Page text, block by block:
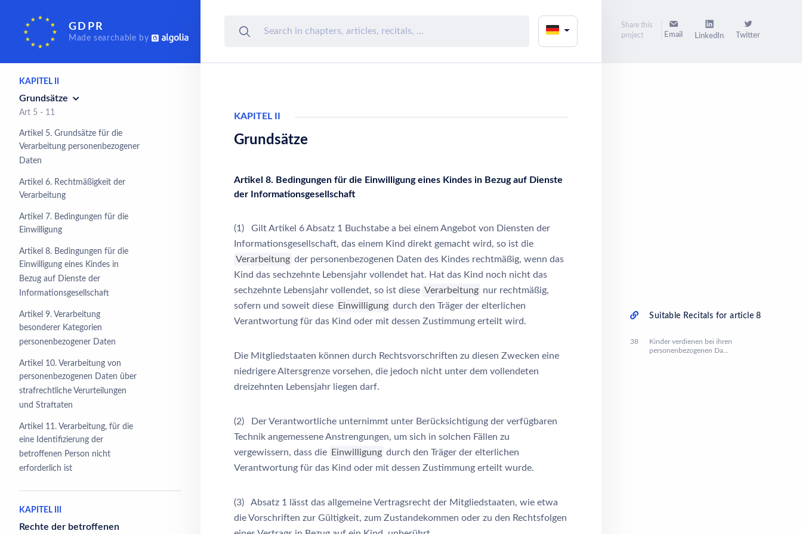
GDPR
Made searchable by
Allgemeine
Bestimmungen
Art 1 - 4
KAPITEL II
Grundsätze
Art 5 - 11
Artikel 5. Grundsätze für die
Verarbeitung personenbezogener
Daten
Artikel 6. Rechtmäßigkeit der
Verarbeitung
Artikel 7. Bedingungen für die
Einwilligung
Artikel 8. Bedingungen für die
Einwilligung eines Kindes in
Bezug auf Dienste der
Informationsgesellschaft
Artikel 9. Verarbeitung
besonderer Kategorien
personenbezogener Daten
Artikel 10. Verarbeitung von
personenbezogenen Daten über
strafrechtliche Verurteilungen
und Straftaten
Artikel 11. Verarbeitung, für die
eine Identifizierung der
betroffenen Person nicht
erforderlich ist
KAPITEL III
Rechte der betroffenen
KAPITEL II
Grundsätze
Artikel 8. Bedingungen für die Einwilligung eines Kindes in Bezug auf Dienste
der Informationsgesellschaft
(1) Gilt Artikel 6 Absatz 1 Buchstabe a bei einem Angebot von Diensten der
Informationsgesellschaft, das einem Kind direkt gemacht wird, so ist die
Verarbeitung der personenbezogenen Daten des Kindes rechtmäßig, wenn das
Kind das sechzehnte Lebensjahr vollendet hat. Hat das Kind noch nicht das
sechzehnte Lebensjahr vollendet, so ist diese Verarbeitung nur rechtmäßig,
sofern und soweit diese
Einwilligung durch den Träger der elterlichen
Verantwortung für das Kind oder mit dessen Zustimmung erteilt wird.
Die Mitgliedstaaten können durch Rechtsvorschriften zu diesen Zwecken eine
niedrigere Altersgrenze vorsehen, die jedoch nicht unter dem vollendeten
dreizehnten Lebensjahr liegen darf.
(2) Der Verantwortliche unternimmt unter Berücksichtigung der verfügbaren
Technik angemessene Anstrengungen, um sich in solchen Fällen zu
vergewissern, dass die
Einwilligung durch den Träger der elterlichen
Verantwortung für das Kind oder mit dessen Zustimmung erteilt wurde.
(3) Absatz 1 lässt das allgemeine Vertragsrecht der Mitgliedstaaten, wie etwa
die Vorschriften zur Gültigkeit, zum Zustandekommen oder zu den Rechtsfolgen
Share this
project
Email LinkedIn Twitter
Suitable Recitals for article 8
38
Kinder verdienen bei ihren
personenbezogenen Da...